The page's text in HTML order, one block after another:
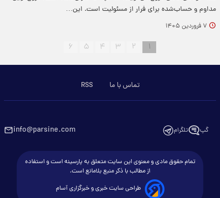
مداوم و حساب‌شده برای فرار از مسئولیت است. این…
۷ فروردین ۱۴۰۵
۱ ۲ ۳ ۴ ۵ ۶
تماس با ما RSS
گپ تلگرام info@parsine.com
تمام حقوق مادی و معنوی این سایت متعلق به پارسینه است و استفاده
از مطالب با ذکر منبع بلامانع است.
طراحی سایت خبری و خبرگزاری آسام